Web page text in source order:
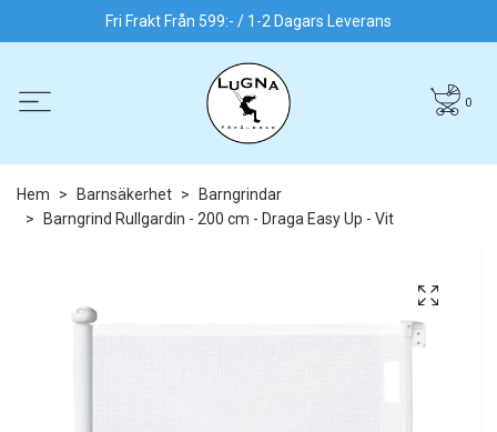
Fri Frakt Från 599:- / 1-2 Dagars Leverans
0
Hem Barnsäkerhet
Barngrindar
Barngrind Rullgardin - 200 cm - Draga Easy Up - Vit